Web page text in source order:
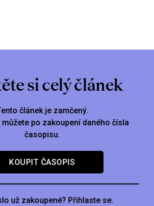
si celý článek
článek je zamčený.
po zakoupení daného čísla
časopisu.
KOUPIT ČASOPIS
už zakoupené? Přihlaste se.